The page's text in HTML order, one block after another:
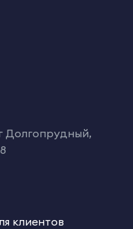
Долгопрудный,
клиентов